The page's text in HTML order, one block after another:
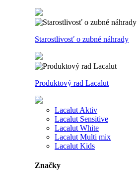
Starostlivosť o zubné náhrady
Produktový rad Lacalut
Lacalut Aktiv
Lacalut Sensitive
Lacalut White
Lacalut Multi mix
Lacalut Kids
Značky